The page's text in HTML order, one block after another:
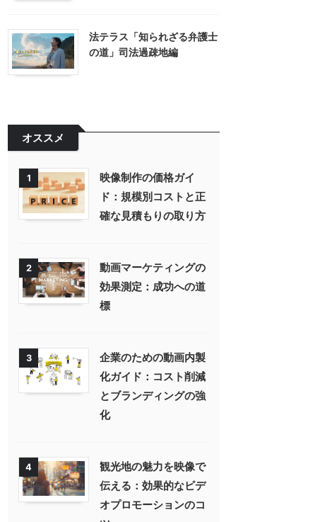
法テラス「知られざる弁護士
の道」司法過疎地編
オススメ
1
映像制作の価格ガイ
ド：規模別コストと正
確な見積もりの取り方
2
動画マーケティングの
効果測定：成功への道
標
3
企業のための動画内製
化ガイド：コスト削減
とブランディングの強
化
4
観光地の魅力を映像で
伝える：効果的なビデ
オプロモーションのコ